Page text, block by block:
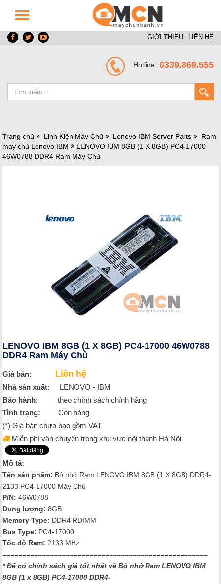
GIỚI THIỆU LIÊN HỆ
Hotline: 0339.869.555
Trang chủ Linh Kiện Máy Chủ Lenovo IBM Server Parts
Ram
máy chủ Lenovo IBM
LENOVO IBM 8GB (1 X 8GB) PC4-17000
46W0788 DDR4 Ram Máy Chủ
LENOVO IBM 8GB (1 X 8GB) PC4-17000 46W0788
DDR4 Ram Máy Chủ
Giá bán: Liên hệ
Nhà sản xuất: LENOVO - IBM
Bảo hành: theo chính sách chính hãng
Tình trạng: Còn hàng
(*) Giá bán chưa bao gồm VAT
Miễn phí vận chuyển trong khu vực nội thành Hà Nội
Mô tả:
Tên sản phẩm: Bộ nhớ Ram LENOVO IBM 8GB (1 X 8GB) DDR4-
2133 PC4-17000 Máy Chủ
P/N: 46W0788
Dung lượng: 8GB
Memory Type​: DDR4 RDIMM
Bus Type: PC4-17000
Tốc độ Ram: 2133 MHz
====================================================
* Để có chính sách giá tốt nhất về Bộ nhớ Ram LENOVO IBM
8GB (1 x 8GB) PC4-17000 DDR4-